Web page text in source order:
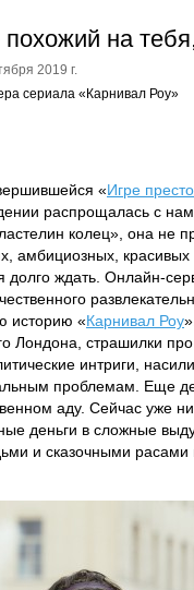
на
2019 г.
сериала «Карнивал Роу»
«Игре
распрощалась с
колец», она не
амбициозных,
ждать. Онлайн-
историю «Карнивал Роу
Лондона, страшилки
интриги,
проблемам. Еще
аду. Сейчас уже
деньги в сложные
и сказочными расами